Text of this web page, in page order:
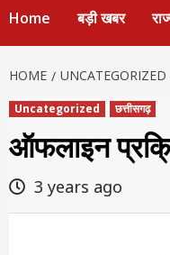
Home बड़ी खबर
HOME UNCATEGORIZED
Uncategorized छत्तीसगढ़
ऑफलाइन
3 years ago